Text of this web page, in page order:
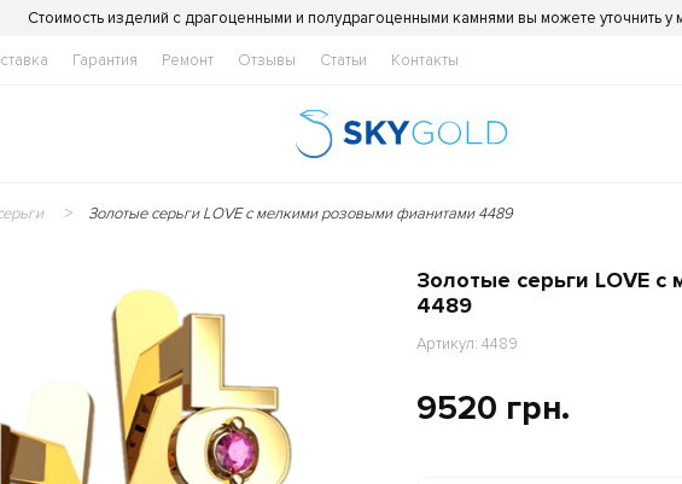
Стоимость изделий с драгоценными и полудрагоценными камнями вы можете уточнить
Гарантия Ремонт Отзывы Статьи Контакты
Золотые серьги LOVE с мелкими розовыми фианитами 4489
Золотые серьги LOVE
4489
Артикул: 4489
9520 грн.